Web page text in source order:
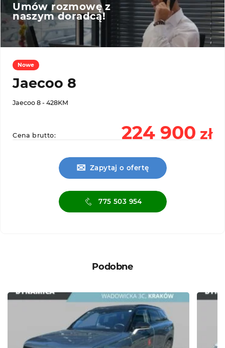
Umów rozmowę z
naszym doradcą!
Nowe
Jaecoo 8
Jaecoo 8 - 428KM
Cena brutto: 224 900 zł
✉ Zapytaj o ofertę
775 503 954
Podobne